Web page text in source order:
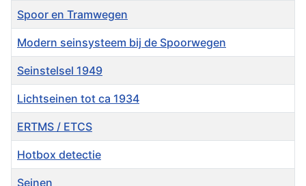
Spoor en Tramwegen
Modern seinsysteem bij de Spoorwegen
Seinstelsel 1949
Lichtseinen tot ca 1934
ERTMS / ETCS
Hotbox detectie
Seinen